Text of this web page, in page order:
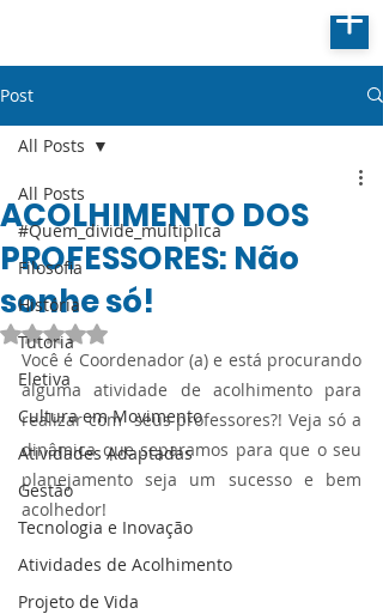
Post
All Posts
#Quem_divide_multiplica
Filosofia
História
Tutoria
Eletiva
Cultura em Movimento
Atividades Adaptadas
Gestão
Tecnologia e Inovação
Atividades de Acolhimento
Projeto de Vida
All Posts
ACOLHIMENTO DOS
PROFESSORES: Não
sonhe só!
Avaliado com NaN de 5 estrelas.
Você é Coordenador (a) e está procurando
alguma atividade de acolhimento para
realizar com  seus professores?! Veja só a
dinâmica que separamos para que o seu
planejamento seja um sucesso e bem
acolhedor!